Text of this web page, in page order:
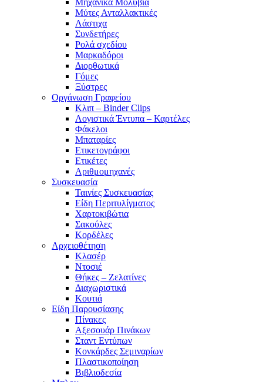
Μύτες Ανταλλακτικές
Λάστιχα
Συνδετήρες
Ρολά σχεδίου
Μαρκαδόροι
Διορθωτικά
Γόμες
Ξύστρες
Οργάνωση Γραφείου
Κλιπ – Binder Clips
Λογιστικά Έντυπα – Καρτέλες
Φάκελοι
Μπαταρίες
Ετικετογράφοι
Ετικέτες
Αριθμομηχανές
Συσκευασία
Ταινίες Συσκευασίας
Είδη Περιτυλίγματος
Χαρτοκιβώτια
Σακούλες
Κορδέλες
Αρχειοθέτηση
Κλασέρ
Ντοσιέ
Θήκες – Ζελατίνες
Διαχωριστικά
Κουτιά
Είδη Παρουσίασης
Πίνακες
Αξεσουάρ Πινάκων
Σταντ Εντύπων
Κονκάρδες Σεμιναρίων
Πλαστικοποίηση
Βιβλιοδεσία